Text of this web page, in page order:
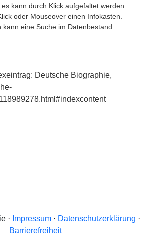
kann durch Klick aufgefaltet werden.
oder Mouseover einen Infokasten.
kann eine Suche im Datenbestand
Deutsche Biographie,
· Impressum· Datenschutzerklärung ·
Barrierefreiheit